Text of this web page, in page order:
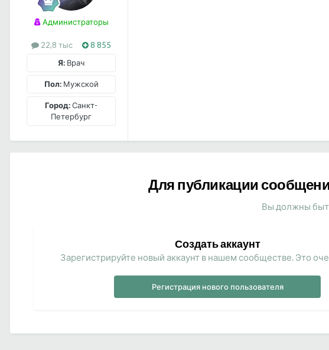
Администраторы
22,8 тыс
8 855
Я: Врач
Пол:Мужской
Город:Санкт-
Петербург
Для публикации
Вы должны
Создать аккаунт
Зарегистрируйте новый аккаунт в нашем сообществе. Это
Регистрация нового пользователя